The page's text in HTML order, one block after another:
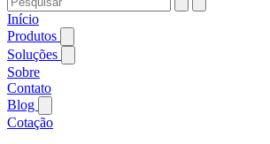
Início
Produtos
Soluções
Sobre
Contato
Blog
Cotação